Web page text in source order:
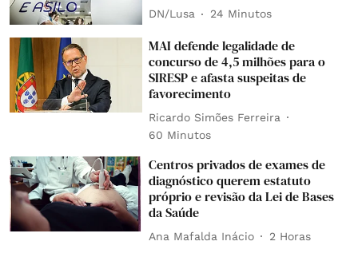
DN/Lusa 24 Minutos
MAI defende legalidade de
concurso de 4,5 milhões para o
SIRESP e afasta suspeitas de
favorecimento
Ricardo Simões Ferreira
60 Minutos
Centros privados de exames de
diagnóstico querem estatuto
próprio e revisão da Lei de Bases
da Saúde
Ana Mafalda Inácio 2 Horas